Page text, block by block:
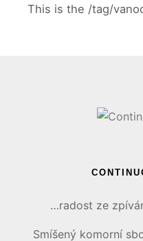
This is the /tag/
…radost ze
Smíšený komorní